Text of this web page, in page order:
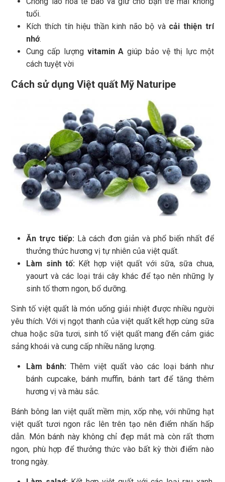
tuổi.
Kích thích tín hiệu thần kinh não bộ và cải thiện trí
nhớ.
Cung cấp lượng vitamin A giúp bảo vệ thị lực một
cách tuyệt vời
Cách sử dụng Việt quất Mỹ Naturipe
Ăn trực tiếp: Là cách đơn giản và phổ biến nhất để
thưởng thức hương vị tự nhiên của việt quất.
Làm sinh tố: Kết hợp việt quất với sữa, sữa chua,
yaourt và các loại trái cây khác để tạo nên những ly
sinh tố thơm ngon, bổ dưỡng.
Sinh tố việt quất là món uống giải nhiệt được nhiều người
yêu thích. Với vị ngọt thanh của việt quất kết hợp cùng sữa
chua hoặc sữa tươi, sinh tố việt quất mang đến cảm giác
sảng khoái và cung cấp nhiều năng lượng.
Làm bánh: Thêm việt quất vào các loại bánh như
bánh cupcake, bánh muffin, bánh tart để tăng thêm
hương vị và màu sắc.
Bánh bông lan việt quất mềm mịn, xốp nhẹ, với những hạt
việt quất tươi ngon rắc lên trên tạo nên điểm nhấn hấp
dẫn. Món bánh này không chỉ đẹp mắt mà còn rất thơm
ngon, phù hợp để thưởng thức vào bất kỳ thời điểm nào
trong ngày.